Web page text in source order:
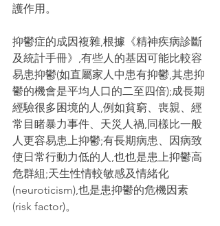
護作用。
抑鬱症的成因複雜,根據《精神疾病診斷
及統計手冊》,有些人的基因可能比較容
易患抑鬱(如直屬家人中患有抑鬱,其患抑
鬱的機會是平均人口的二至四倍);成長期
經驗很多困境的人,例如貧窮、喪親、經
常目睹暴力事件、天災人禍,同樣比一般
人更容易患上抑鬱;有長期病患、因病致
使日常行動力低的人,也也是患上抑鬱高
危群組;天生性情較敏感及情緒化
(neuroticism),也是患抑鬱的危機因素
(risk factor)。